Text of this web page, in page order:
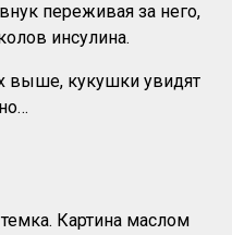
переживая за него,
инсулина.
выше, кукушки увидят
Картина маслом